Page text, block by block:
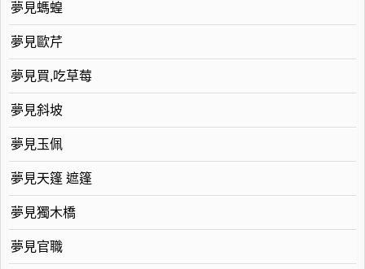
夢見螞蝗
夢見歐芹
夢見買,吃草莓
夢見斜坡
夢見玉佩
夢見天篷 遮篷
夢見獨木橋
夢見官職